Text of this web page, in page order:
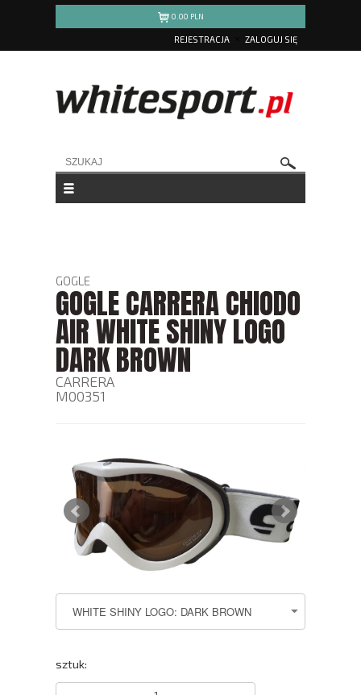
0.00 PLN
REJESTRACJA ZALOGUJ SIĘ
GOGLE
GOGLE CARRERA CHIODO
AIR WHITE SHINY LOGO
DARK BROWN
CARRERA
M00351
sztuk: